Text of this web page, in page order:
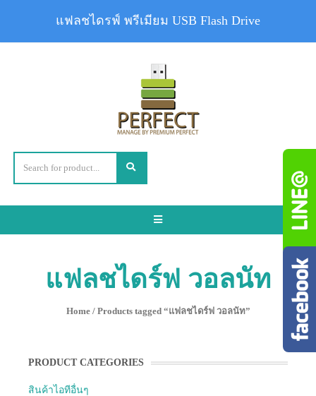
Toggle
แฟลชไดร์ฟ วอลนัท
Home/ Products tagged “แฟลชไดร์ฟ วอลนัท”
PRODUCT CATEGORIES
สินค้าไอทีอื่นๆ
แฟลชไดรฟ์ พรีเมียม USB Flash Drive